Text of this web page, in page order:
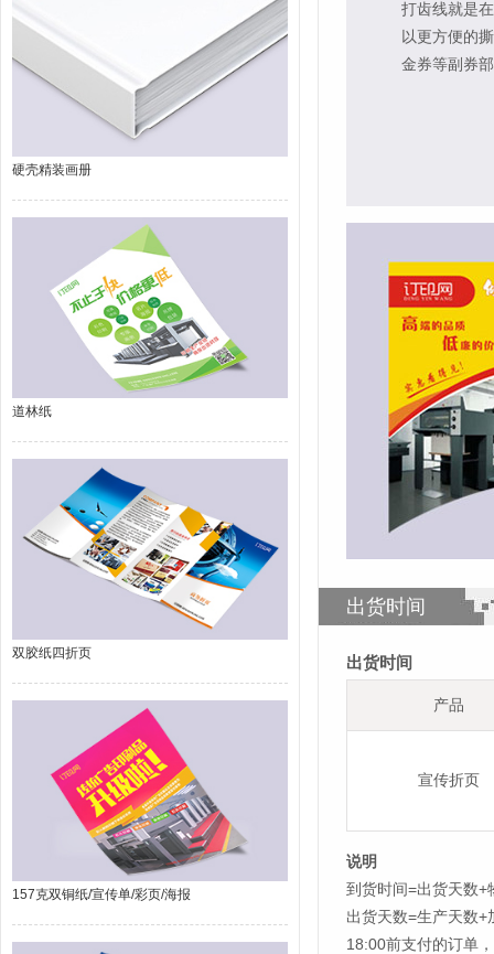
硬壳精装画册
道林纸
双胶纸四折页
157克双铜纸/宣传单/彩页/海报
打齿线就是
以更方便的
金券等副券
出货时间
出货时间
产品
宣传折页
说明
到货时间=出货天数+
出货天数=生产天数
18:00前支付的订单